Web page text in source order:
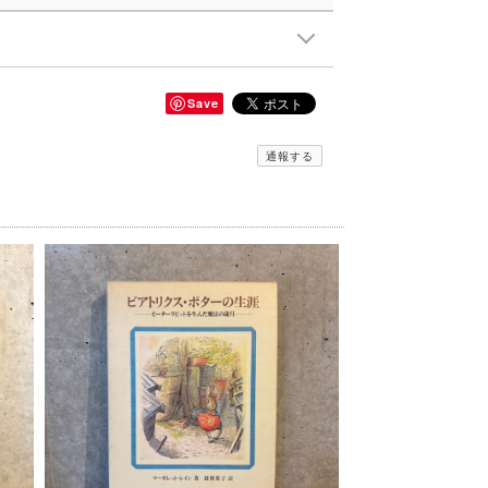
Save
通報する